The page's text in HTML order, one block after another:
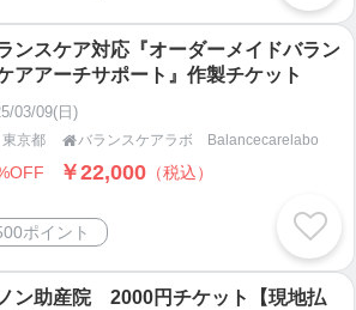
ンスケア対応『オーダーメイドバラン
アアーチサポート』作製チケット
03/09(日)
東京都 バランスケアラボ Balancecarelabo
￥22,000 （税込）
ポイント
ン助産院 2000円チケット【現地払